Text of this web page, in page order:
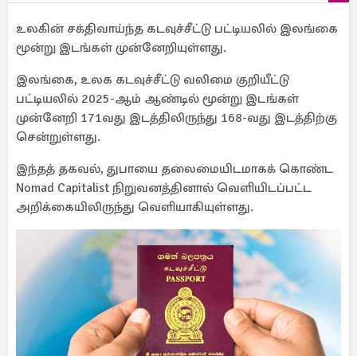
உலகின் சக்திவாய்ந்த கடவுச்சீட்டு பட்டியலில் இலங்கை
மூன்று இடங்கள் முன்னேறியுள்ளது.
இலங்கை, உலக கடவுச்சீட்டு வலிமை குறியீட்டு
பட்டியலில் 2025-ஆம் ஆண்டில் மூன்று இடங்கள்
முன்னேறி 171வது இடத்திலிருந்து 168-வது இடத்திற்கு
சென்றுள்ளது.
இந்தத் தகவல், துபாயை தலைமையிடமாகக் கொண்ட
Nomad Capitalist நிறுவனத்தினால் வெளியிடப்பட்ட
அறிக்கையிலிருந்து வெளியாகியுள்ளது.